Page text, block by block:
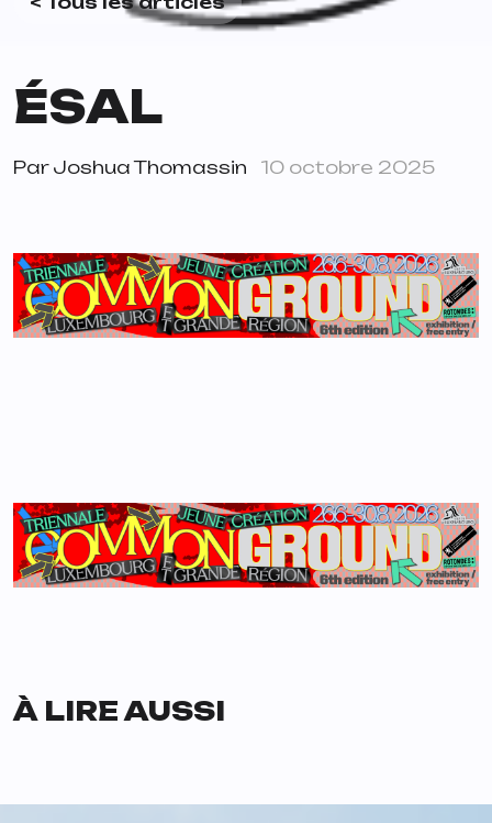
ÉSAL
Par Joshua Thomassin 10 octobre 2025
À LIRE AUSSI